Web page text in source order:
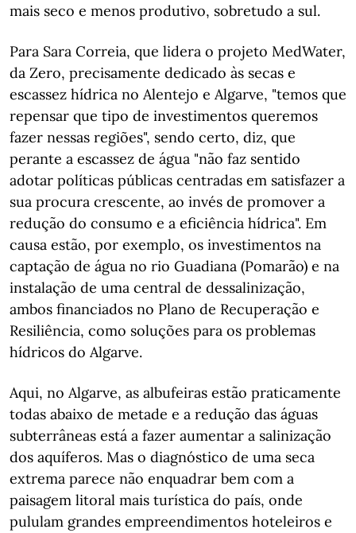
mais seco e menos produtivo, sobretudo a sul.
Para Sara Correia, que lidera o projeto MedWater,
da Zero, precisamente dedicado às secas e
escassez hídrica no Alentejo e Algarve, "temos que
repensar que tipo de investimentos queremos
fazer nessas regiões", sendo certo, diz, que
perante a escassez de água "não faz sentido
adotar políticas públicas centradas em satisfazer a
sua procura crescente, ao invés de promover a
redução do consumo e a eficiência hídrica". Em
causa estão, por exemplo, os investimentos na
captação de água no rio Guadiana (Pomarão) e na
instalação de uma central de dessalinização,
ambos financiados no Plano de Recuperação e
Resiliência, como soluções para os problemas
hídricos do Algarve.
Aqui, no Algarve, as albufeiras estão praticamente
todas abaixo de metade e a redução das águas
subterrâneas está a fazer aumentar a salinização
dos aquíferos. Mas o diagnóstico de uma seca
extrema parece não enquadrar bem com a
paisagem litoral mais turística do país, onde
pululam grandes empreendimentos hoteleiros e